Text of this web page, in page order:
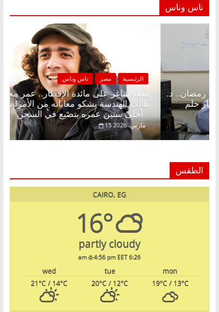
ناس وناس
الرئيسية
مقعد
طالب
أحلى سنين عمره بتضيع في السجن
15 مارس، 2026
ناس وناس
على الإفطار وبلكونة بلا زينة رمضان.. د.
فاروق خبير اقتصادي في انتظار حلم
الطقس
CAIRO, EG
16°
partly cloudy
6:26 am
4:56 pm EET
mon
tue
wed
19°C/ 13°C
20°C / 12°C
21°C / 14°C